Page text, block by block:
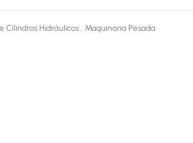
Cilindros Hidráulicos, Maquinaria Pesada